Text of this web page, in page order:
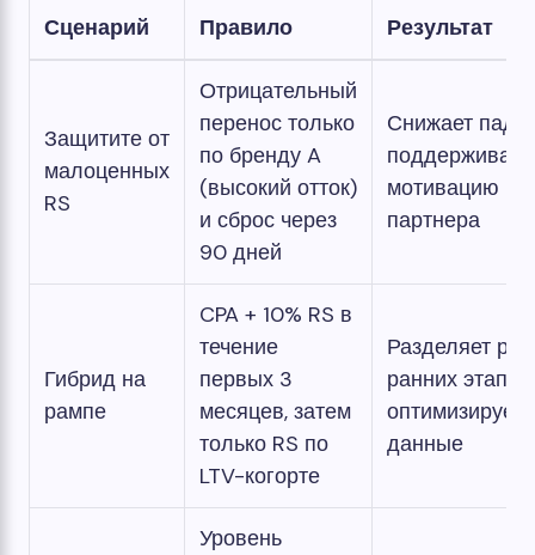
Сценарий Правило Результат
Защитите от
малоценных
RS
Отрицательный
перенос только
по бренду A
(высокий отток)
и сброс через
90 дней
Снижает
поддерживает
мотивацию
партнера
Гибрид на
рампе
CPA + 10% RS в
течение
первых 3
месяцев, затем
только RS по
LTV-когорте
Разделяет
ранних этапах;
оптимизирует
данные
Уровень